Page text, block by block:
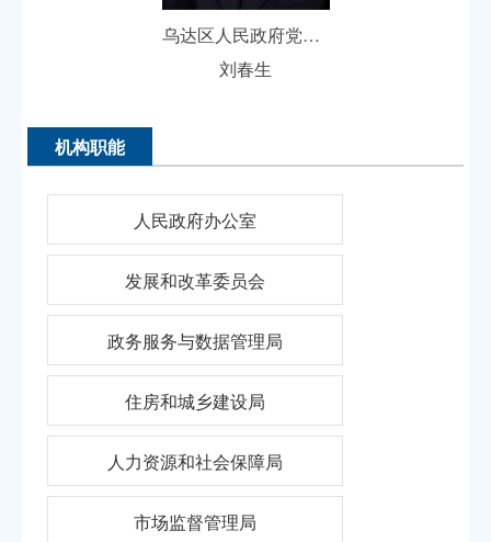
乌达区人民政府党组成员、副区长人选
刘春生
机构职能
人民政府办公室
发展和改革委员会
政务服务与数据管理局
住房和城乡建设局
人力资源和社会保障局
市场监督管理局